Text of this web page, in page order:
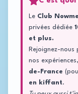
Le Club Nowme
privées dédiée
et plus.
Rejoignez-
nos
de-France
en kiffant.